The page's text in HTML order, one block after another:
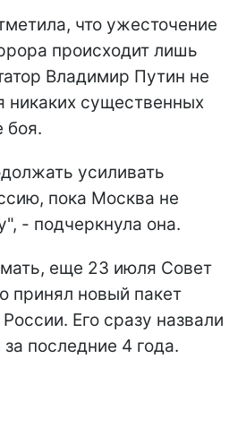
что ужесточение
происходит лишь
Владимир Путин не
никаких существенных
боя.
усиливать
пока Москва не
- подчеркнула она.
еще 23 июля Совет
принял новый пакет
Его сразу назвали
последние 4 года.